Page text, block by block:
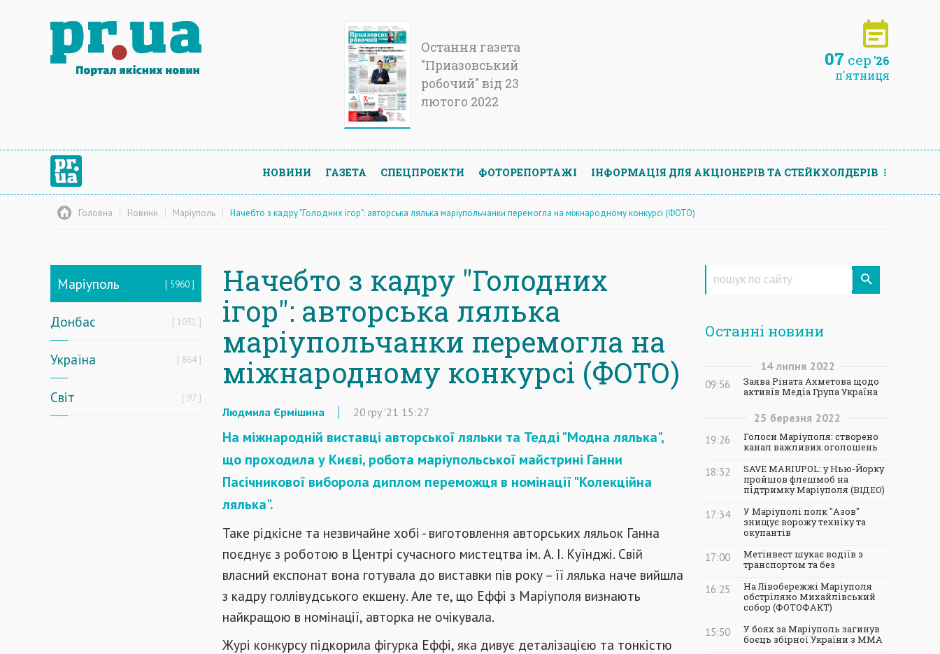
Остання газета
"Приазовський
робочий" від 23
лютого 2022
07 сер '26
п'ятниця
НОВИНИ ГАЗЕТА СПЕЦПРОЕКТИ ФОТОРЕПОРТАЖІ ІНФОРМАЦIЯ ДЛЯ АКЦIОНЕРIВ ТА СТЕЙКХОЛДЕРIВ
Головна Новини Маріуполь Начебто з кадру "Голодних ігор": авторська лялька маріупольчанки перемогла на міжнародному конкурсі (ФОТО)
Маріуполь 5960
Донбас 1031
Україна 864
Світ 97
Начебто з кадру "Голодних
ігор": авторська лялька
маріупольчанки перемогла на
міжнародному конкурсі (ФОТО)
Людмила Єрмішина 20 гру '21 15:27
На міжнародній виставці авторської ляльки та Тедді "Модна лялька",
що проходила у Києві, робота маріупольської майстрині Ганни
Пасічникової виборола диплом переможця в номінації "Колекційна
лялька".
Таке рідкісне та незвичайне хобі - виготовлення авторських ляльок Ганна
поєднує з роботою в Центрі сучасного мистецтва ім. А. І. Куїнджі. Свій
власний експонат вона готувала до виставки пів року – її лялька наче вийшла
з кадру голлівудського екшену. Але те, що Еффі з Маріуполя визнають
найкращою в номінації, авторка не очікувала.
Журі конкурсу підкорила фігурка Еффі, яка дивує деталізацією та тонкістю
Останні новини
14 липня 2022
09:56
Заява Ріната Ахметова щодо
активів Медіа Група Україна
25 березня 2022
19:26
Голоси Маріуполя: створено
канал важливих оголошень
18:32
SAVE MARIUPOL: у Нью-Йорку
пройшов флешмоб на
підтримку Маріуполя (ВІДЕО)
17:34
У Маріуполі полк "Азов"
знищує ворожу техніку та
окупантів
17:00
Метінвест шукає водіїв з
транспортом та без
16:25
На Лівобережжі Маріуполя
обстріляно Михайлівський
собор (ФОТОФАКТ)
15:50
У боях за Маріуполь загинув
боєць збірної України з ММА